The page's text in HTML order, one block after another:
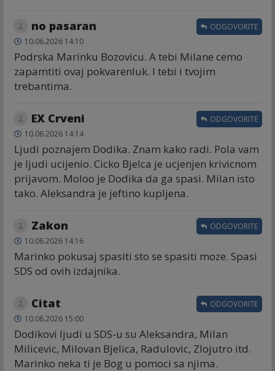
no pasaran
10.06.2026 14:10
Podrska Marinku Bozovicu. A tebi Milane cemo
zapamtiti ovaj pokvarenluk. I tebi i tvojim
trebantima.
ODGOVORITE
EX Crveni
10.06.2026 14:14
Ljudi poznajem Dodika. Znam kako radi. Pola vam
je ljudi ucijenio. Cicko Bjelca je ucjenjen krivicnom
prijavom. Moloo je Dodika da ga spasi. Milan isto
tako. Aleksandra je jeftino kupljena.
ODGOVORITE
Zakon
10.06.2026 14:16
Marinko pokusaj spasiti sto se spasiti moze. Spasi
SDS od ovih izdajnika.
ODGOVORITE
Citat
10.06.2026 15:00
Dodikovi ljudi u SDS-u su Aleksandra, Milan
Milicevic, Milovan Bjelica, Radulovic, Zlojutro itd.
Marinko neka ti je Bog u pomoci sa njima.
ODGOVORITE